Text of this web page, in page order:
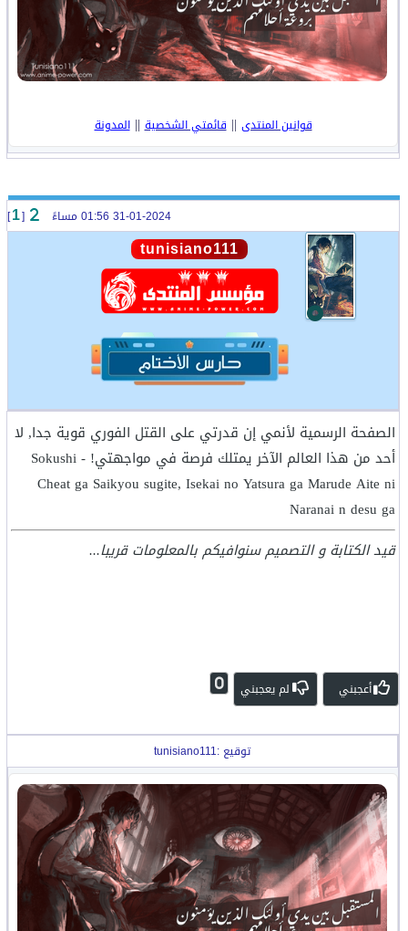
قوانين المنتدى ||قائمتي الشخصية||المدونة
[
1
]
tunisiano111
الصفحة الرسمية لأنمي إن قدرتي على القتل الفوري قوية جدا, لا
أحد من هذا العالم الآخر يمتلك فرصة في مواجهتي! - Sokushi
Cheat ga Saikyou sugite, Isekai no Yatsura ga Marude Aite ni
Naranai n desu ga
قيد الكتابة و التصميم سنوافيكم بالمعلومات قريبا...
أعجبني لم يعجبني 0
توقيع :tunisiano111